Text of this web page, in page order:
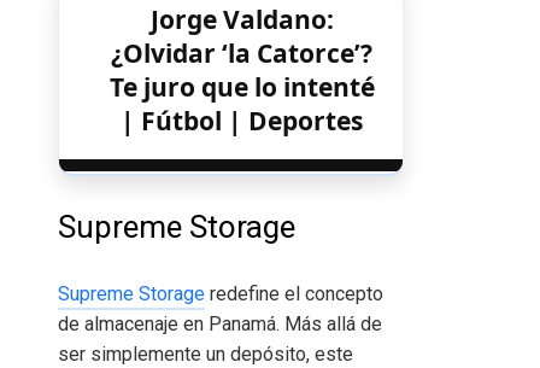
Jorge Valdano:
¿Olvidar ‘la Catorce’?
Te juro que lo intenté
| Fútbol | Deportes
Supreme Storage
Supreme Storage redefine el concepto
de almacenaje en Panamá. Más allá de
ser simplemente un depósito, este